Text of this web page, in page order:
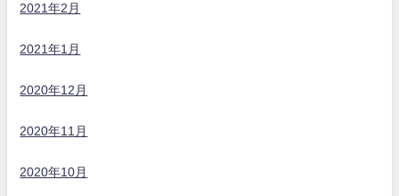
2021年2月
2021年1月
2020年12月
2020年11月
2020年10月